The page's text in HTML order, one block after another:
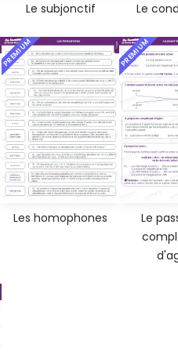
Le subjonctif Le
PREMIUM
Les homophones
PREMIUM
Le